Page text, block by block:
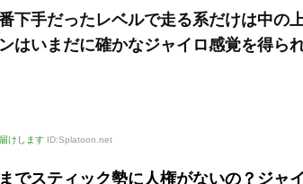
下手だったレベルで走る系だけは中の
はいまだに確かなジャイロ感覚を得ら
けします ID:Splatoon.net
でスティック勢に人権がないの？ジャ